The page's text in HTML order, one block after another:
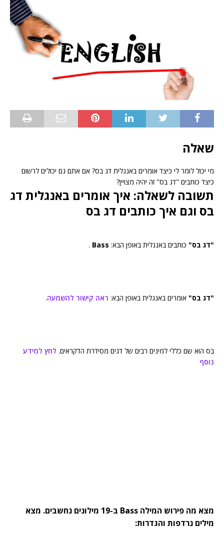
שאלה
מי יכול לומר לי כיצד אומרים באנגלית דג בס? אם אתם גם יכולים לרשום
כיצד כותבים "דג בס" זה יהיה מצויין?
תשובה לשאלה: איך אומרים באנגלית דג
בס וגם איך כותבים דג בס
"דג בס" כותבים באנגלית באופן הבא: Bass
.
"דג בס" אומרים באנגלית באופן הבא: ראה קישור להשמעה.
בס הוא שם כללי למינים רבים של דגים מסידרת הדקראים. לחץ למידע
נוסף
מצא מה פירוש המילה Bass ב-19 מילונים נחשבים. מצא
מילים נרדפות והגדרות: